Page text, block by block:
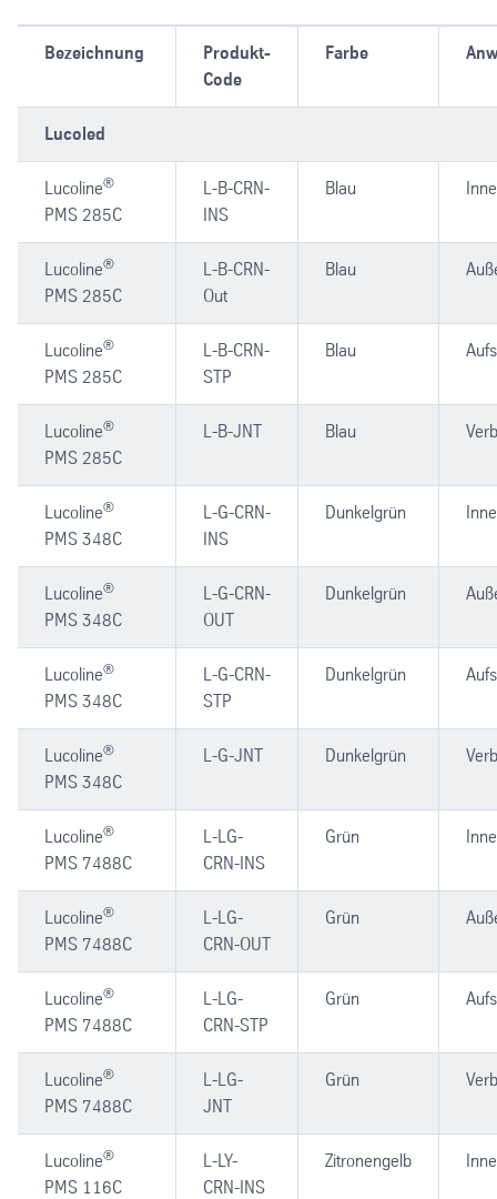
Bezeichnung
Produkt-
Code
Farbe
Lucoled
Lucoline®
PMS 285C
L-B-CRN-
INS
Blau
Lucoline®
PMS 285C
L-B-CRN-
Out
Blau
Lucoline®
PMS 285C
L-B-CRN-
STP
Blau
Lucoline®
PMS 285C
L-B-JNT Blau
Lucoline®
PMS 348C
L-G-CRN-
INS
Dunkelgrün
Lucoline®
PMS 348C
L-G-CRN-
OUT
Dunkelgrün
Lucoline®
PMS 348C
L-G-CRN-
STP
Dunkelgrün
Lucoline®
PMS 348C
L-G-JNT Dunkelgrün
Lucoline®
PMS 7488C
L-LG-
CRN-INS
Grün
Lucoline®
PMS 7488C
L-LG-
CRN-OUT
Grün
Lucoline®
PMS 7488C
L-LG-
CRN-STP
Grün
Lucoline®
PMS 7488C
L-LG-
JNT
Grün
Lucoline®
PMS 116C
L-LY-
CRN-INS
Zitronengelb